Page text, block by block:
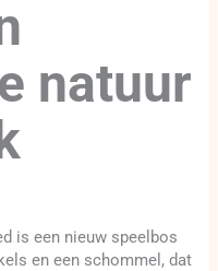
natuur
is een nieuw speelbos
en een schommel, dat